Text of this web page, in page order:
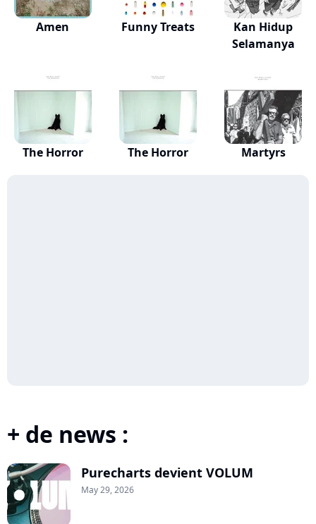
Amen Funny Treats
Kan Hidup
Selamanya
The Horror The Horror Martyrs
+ de news :
Purecharts devient VOLUM
May 29, 2026